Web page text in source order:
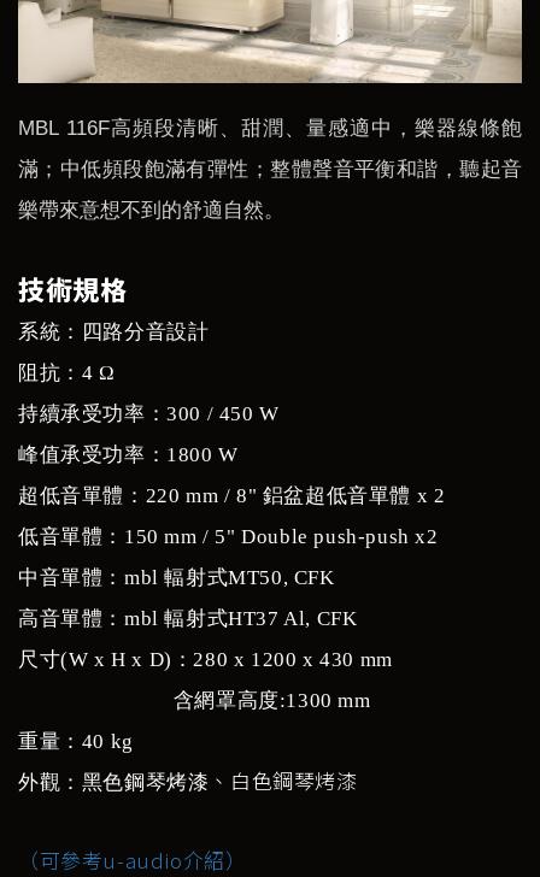
MBL 116F高頻段清晰、甜潤、量感適中，樂器線條飽
滿；中低頻段飽滿有彈性；整體聲音平衡和諧，聽起音
樂帶來意想不到的舒適自然。
技術規格
系統：四路分音設計
阻抗：4 Ω
持續承受功率：300 / 450 W
峰值承受功率：1800 W
超低音單體：220 mm / 8" 鋁盆超低音單體 x 2
低音單體：150 mm / 5" Double push-push x2
中音單體：mbl 輻射式MT50, CFK
高音單體：mbl 輻射式HT37 Al, CFK
尺寸(W x H x D)：280 x 1200 x 430 mm
含網罩高度:1300 mm
重量：40 kg
外觀：黑色鋼琴烤漆 、白色鋼琴烤漆
（可參考u-audio介紹）